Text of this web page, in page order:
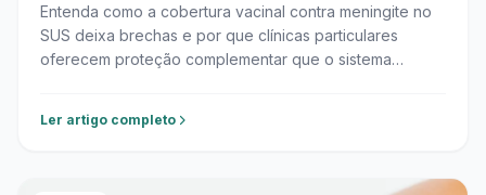
Entenda como a cobertura vacinal contra meningite no
SUS deixa brechas e por que clínicas particulares
oferecem proteção complementar que o sistema
Ler artigo completo